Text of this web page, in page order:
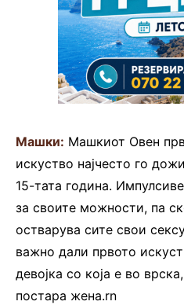
Машки: Машкиот Овен
искуство најчесто го
15-тата година.
за своите можности, па
остварува сите свои
важно дали првото
девојка со која е во
постара жена.rn